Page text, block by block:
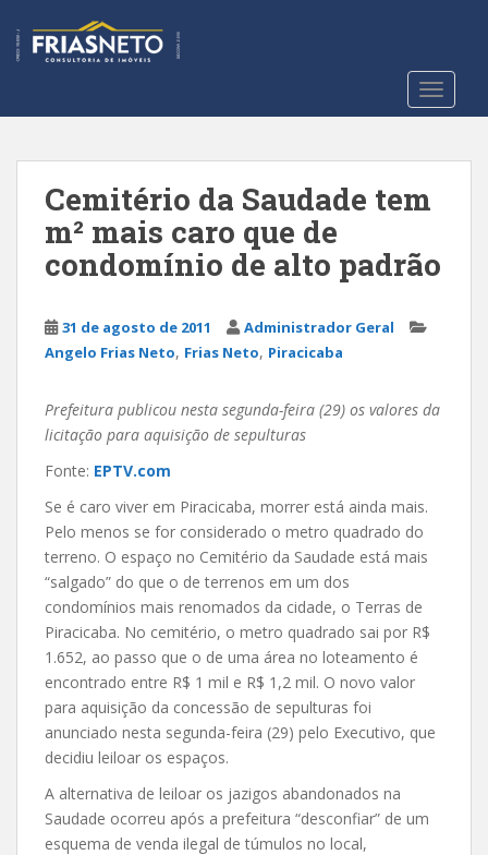
t
Cemitério da Saudade tem
m² mais caro que de
condomínio de alto padrão
31 de agosto de 2011
Administrador Geral
Angelo Frias Neto, Frias Neto, Piracicaba
Prefeitura publicou nesta segunda-feira (29) os valores da
licitação para aquisição de sepulturas
Fonte: EPTV.com
Se é caro viver em Piracicaba, morrer está ainda mais.
Pelo menos se for considerado o metro quadrado do
terreno. O espaço no Cemitério da Saudade está mais
“salgado” do que o de terrenos em um dos
condomínios mais renomados da cidade, o Terras de
Piracicaba. No cemitério, o metro quadrado sai por R$
1.652, ao passo que o de uma área no loteamento é
encontrado entre R$ 1 mil e R$ 1,2 mil. O novo valor
para aquisição da concessão de sepulturas foi
anunciado nesta segunda-feira (29) pelo Executivo, que
decidiu leiloar os espaços.
A alternativa de leiloar os jazigos abandonados na
Saudade ocorreu após a prefeitura “desconfiar” de um
esquema de venda ilegal de túmulos no local,